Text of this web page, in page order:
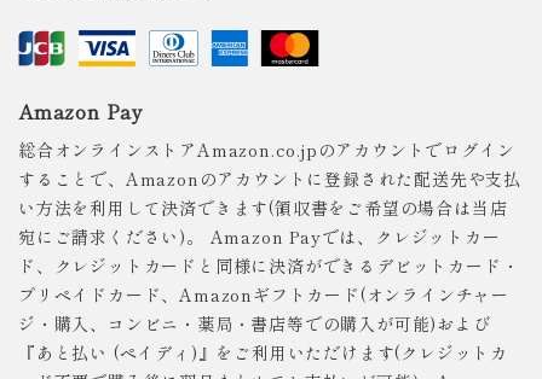
Amazon Pay
総合オンラインストアAmazon.co.jpのアカウントでログイン
することで、Amazonのアカウントに登録された配送先や支払
い方法を利用して決済できます(領収書をご希望の場合は当店
宛にご請求ください)。 Amazon Payでは、クレジットカー
ド、クレジットカードと同様に決済ができるデビットカード・
プリペイドカード、Amazonギフトカード(オンラインチャー
ジ・購入、コンビニ・薬局・書店等での購入が可能)および
『あと払い (ペイディ)』をご利用いただけます(クレジットカ